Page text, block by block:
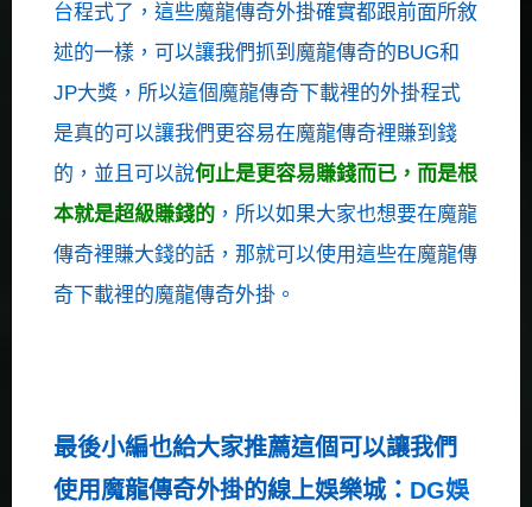
台程式了，這些魔龍傳奇外掛確實都跟前面所敘
述的一樣，可以讓我們抓到魔龍傳奇的BUG和
JP大獎，所以這個魔龍傳奇下載裡的外掛程式
是真的可以讓我們更容易在魔龍傳奇裡賺到錢
的，並且可以說何止是更容易賺錢而已，而是根
本就是超級賺錢的 ，所以如果大家也想要在魔龍
傳奇裡賺大錢的話，那就可以使用這些在魔龍傳
奇下載裡的魔龍傳奇外掛。
最後小編也給大家推薦這個可以讓我們
使用魔龍傳奇外掛的線上娛樂城： DG娛